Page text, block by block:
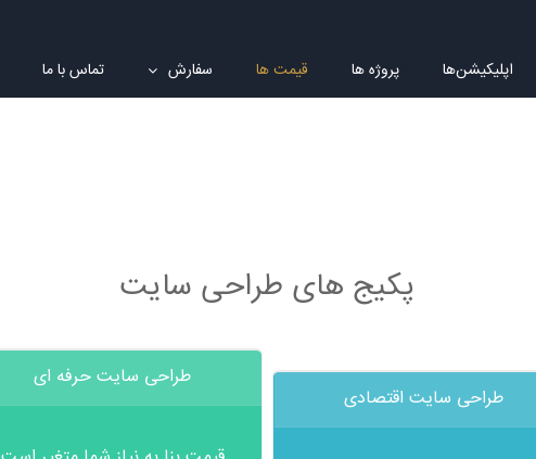
اپلیکیشن‌ها پروژه ها قیمت ها سفارش تماس با ما
پکیج های طراحی سایت
طراحی سایت اقتصادی
طراحی سایت حرفه ای